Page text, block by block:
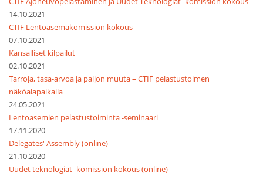
14.10.2021
CTIF Lentoasemakomission kokous
07.10.2021
Kansalliset kilpailut
02.10.2021
Tarroja, tasa-arvoa ja paljon muuta – CTIF pelastustoimen
näköalapaikalla
24.05.2021
Lentoasemien pelastustoiminta -seminaari
17.11.2020
Delegates' Assembly (online)
21.10.2020
Uudet teknologiat -komission kokous (online)